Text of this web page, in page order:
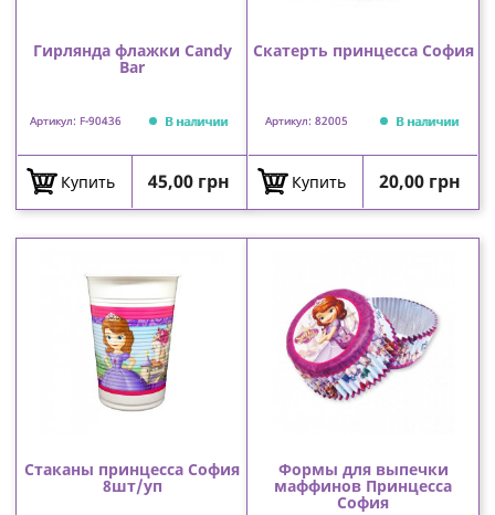
Гирлянда флажки Candy
Bar
Артикул: F-90436 В наличии
Купить Цена
45,00 грн
Скатерть принцесса София
Артикул: 82005 В наличии
Купить Цена
20,00 грн
Стаканы принцесса София
8шт/уп
Формы для выпечки
маффинов Принцесса
София